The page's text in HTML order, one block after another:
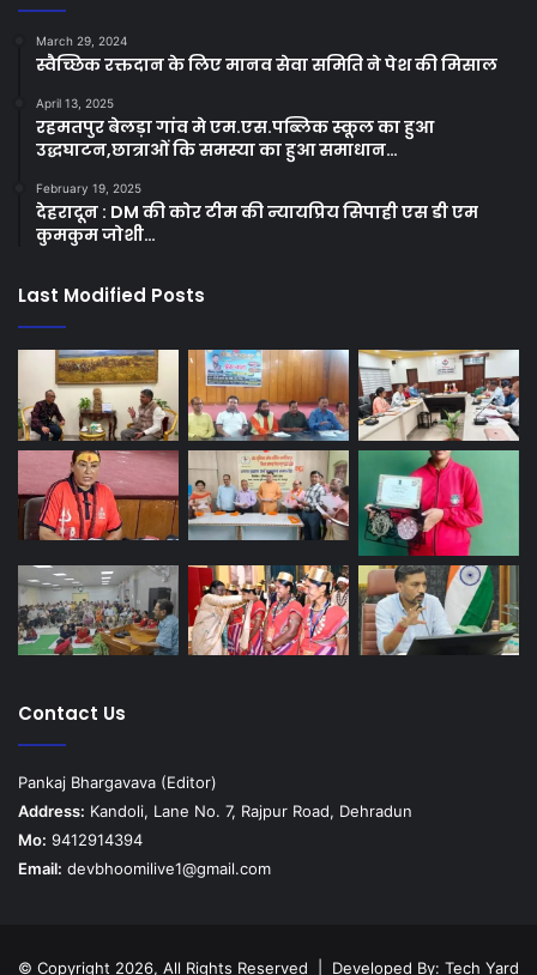
March 29, 2024
स्वैच्छिक रक्तदान के लिए मानव सेवा समिति ने पेश की मिसाल
April 13, 2025
रहमतपुर बेलड़ा गांव मे एम.एस.पब्लिक स्कूल का हुआ
उद्धघाटन,छात्राओं कि समस्या का हुआ समाधान…
February 19, 2025
देहरादून : DM की कोर टीम की न्यायप्रिय सिपाही एस डी एम
कुमकुम जोशी…
Last Modified Posts
Contact Us
Pankaj Bhargavava (Editor)
Address: Kandoli, Lane No. 7, Rajpur Road, Dehradun
Mo: 9412914394
Email: devbhoomilive1@gmail.com
© Copyright 2026, All Rights Reserved | Developed By: Tech Yard